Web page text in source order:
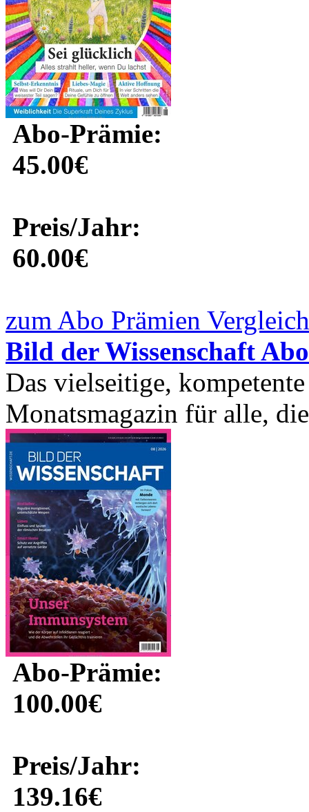
Abo-Prämie:
45.00€
Preis/Jahr:
60.00€
zum Abo Prämien
Bild der Wissenschaft Abo
Das vielseitige,
Monatsmagazin für alle,
Abo-Prämie:
100.00€
Preis/Jahr:
139.16€